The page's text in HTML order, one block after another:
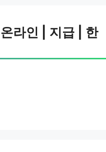
라인 | 지급 | 한